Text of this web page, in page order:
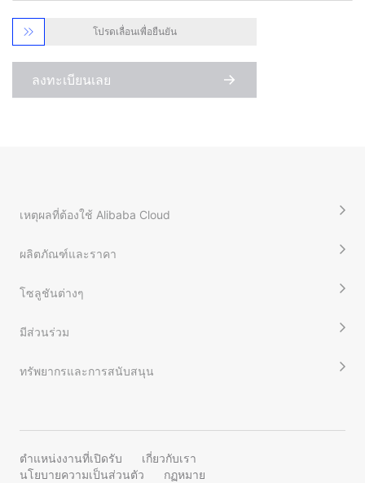
 โปรดเลื่อนเพื่อยืนยัน
ลงทะเบียนเลย
เหตุผลที่ต้องใช้ Alibaba Cloud
ผลิตภัณฑ์และราคา
โซลูชันต่างๆ
มีส่วนร่วม
ทรัพยากรและการสนับสนุน
ตำแหน่งงานที่เปิดรับ
เกี่ยวกับเรา
นโยบายความเป็นส่วนตัว
กฏหมาย